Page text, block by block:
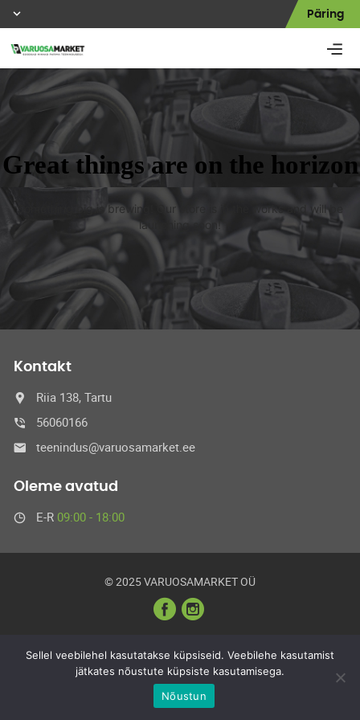
Päring
Great things are on the horizon
Something big is brewing! Our store is in the works and will be
launching soon!
Kontakt
Riia 138, Tartu
56060166
teenindus@varuosamarket.ee
Oleme avatud
E-R 09:00 - 18:00
© 2025 VARUOSAMARKET OÜ
Sellel veebilehel kasutatakse küpsiseid. Veebilehe kasutamist
jätkates nõustute küpsiste kasutamisega.
Nõustun